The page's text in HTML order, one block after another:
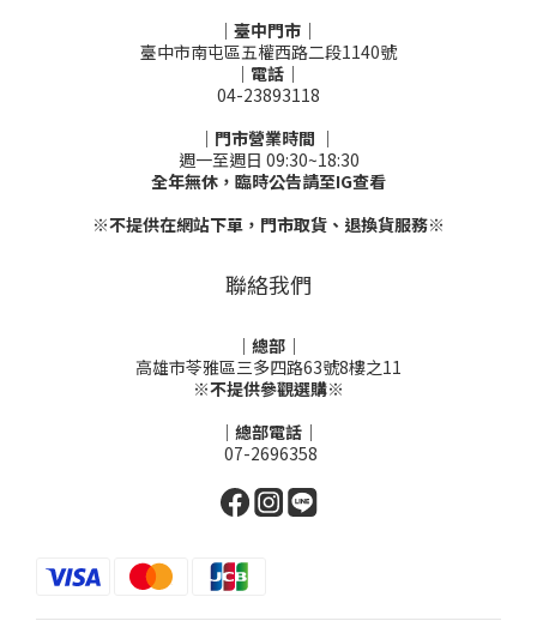
｜臺中門市｜
臺中市南屯區五權西路二段1140號
｜電話｜
04-23893118
｜門市營業時間 ｜
週一至週日 09:30~18:30
全年無休，臨時公告請至IG查看
※不提供在網站下單，門市取貨、退換貨服務※
聯絡我們
｜總部｜
高雄市苓雅區三多四路63號8樓之11
※不提供參觀選購※
｜總部電話｜
07-2696358